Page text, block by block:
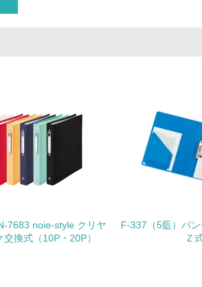
っている
植林、天然林保護、間伐＞、認証品の
極的に参加している
7683 noie-style クリヤ
交換式（10P・20P）
F-337（5藍）パ
Ｚ